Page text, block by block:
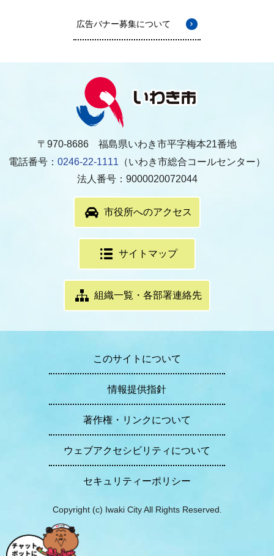
広告バナー募集について
〒970-8686 福島県いわき市平字梅本21番地
電話番号： 0246-22-1111 （いわき市総合コールセンター）
法人番号：9000020072044
市役所へのアクセス
サイトマップ
組織一覧・各部署連絡先
このサイトについて
情報提供指針
著作権・リンクについて
ウェブアクセシビリティについて
セキュリティーポリシー
Copyright (c) Iwaki City All Rights Reserved.